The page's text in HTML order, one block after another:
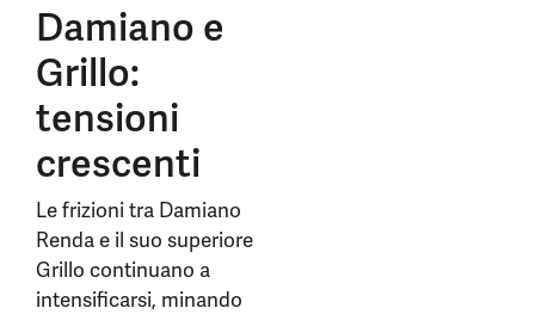
Damiano e
Grillo:
tensioni
crescenti
Le frizioni tra Damiano
Renda e il suo superiore
Grillo continuano a
intensificarsi, minando